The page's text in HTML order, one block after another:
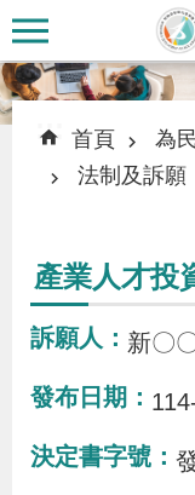
跳到主要內容區塊
認
識
本
訊
:::
::: 首頁 為
法制及訴願
產業人才投
訴願人 新〇
發布日期
決定書字號